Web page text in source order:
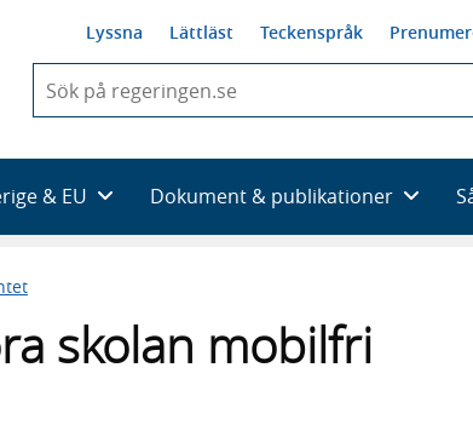
Lyssna Lättläst Teckenspråk
du
skriva
framträder
en
& EU Dokument & publikationer
skolan mobilfri